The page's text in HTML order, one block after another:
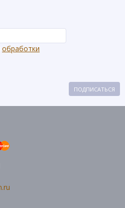
обработки
ПОДПИСАТЬСЯ